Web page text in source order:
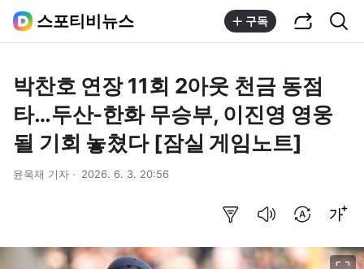
스포티비뉴스 구독
박찬호 연장 11회 2아웃 천금 동점
타…두산-한화 무승부, 이진영 영웅
될 기회 놓쳤다 [잠실 게임노트]
윤욱재 기자 2026. 6. 3. 20:56